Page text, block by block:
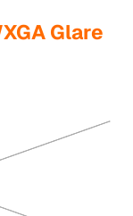
Glare